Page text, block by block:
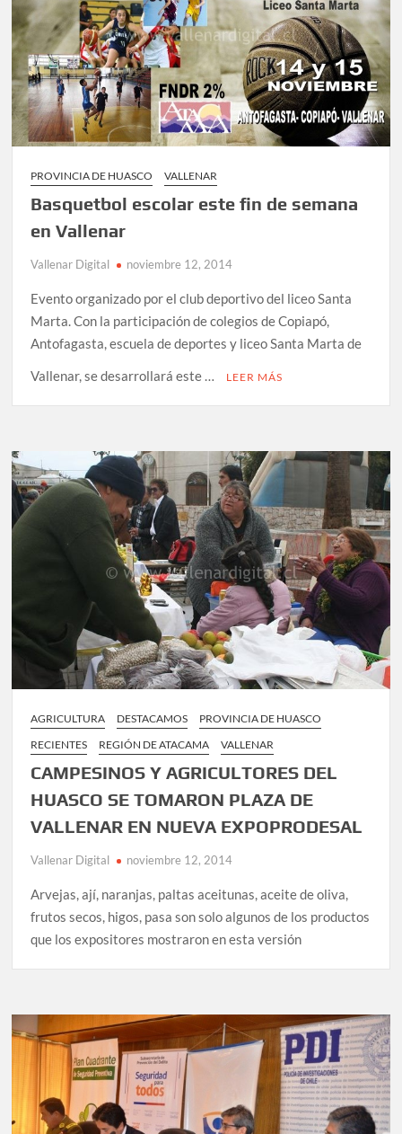
PROVINCIA DE HUASCO VALLENAR
Basquetbol escolar este fin de semana
en Vallenar
Vallenar Digital noviembre 12, 2014
Evento organizado por el club deportivo del liceo Santa
Marta. Con la participación de colegios de Copiapó,
Antofagasta, escuela de deportes y liceo Santa Marta de
Vallenar, se desarrollará este …
LEER MÁS
AGRICULTURA DESTACAMOS
PROVINCIA DE HUASCO
RECIENTES
REGIÓN DE ATACAMA VALLENAR
CAMPESINOS Y AGRICULTORES DEL
HUASCO SE TOMARON PLAZA DE
VALLENAR EN NUEVA EXPOPRODESAL
Vallenar Digital noviembre 12, 2014
Arvejas, ají, naranjas, paltas aceitunas, aceite de oliva,
frutos secos, higos, pasa son solo algunos de los productos
que los expositores mostraron en esta versión